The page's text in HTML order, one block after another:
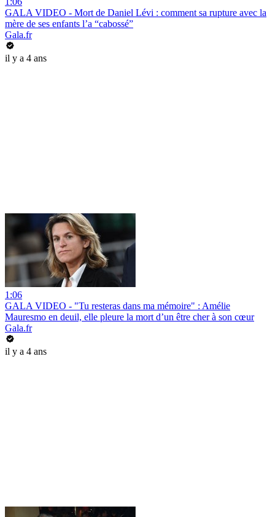
GALA VIDEO - Mort de Daniel Lévi : comment sa rupture avec la
mère de ses enfants l’a “cabossé”
Gala.fr
il y a 4 ans
1:06
GALA VIDEO - "Tu resteras dans ma mémoire" : Amélie
Mauresmo en deuil, elle pleure la mort d’un être cher à son cœur
Gala.fr
il y a 4 ans